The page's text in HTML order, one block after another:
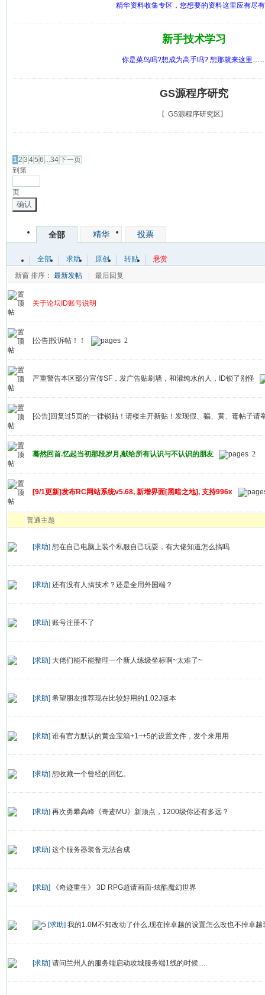
精华资料收集专区，您想要的资料这里应有尽
新手技术学习
你是菜鸟吗?想成为高手吗? 想那就来这里
GS源程序研究
〖GS源程序研究区〗
12 3 45 6 ...34下一页
到第
页
确认
全部 精华 投票
全部 求助 原创 转贴
悬赏
新窗 排序： 最新发帖 最后回复
关于论坛ID账号说明
[公告]投诉帖！！ 2
严重警告本区部分宣传SF，发广告贴刷墙，和灌纯水的人，ID锁了别怪
[公告]回复过5页的一律锁贴！请楼主开新贴！发现假、骗、黄、毒帖子请
蓦然回首.忆起当初那段岁月,献给所有认识与不认识的朋友 2
[9/1更新]发布RC网站系统v5.68, 新增界面[黑暗之地], 支持996x
普通主题
[求助] 想在自己电脑上装个私服自己玩耍，有大佬知道怎么搞吗
[求助] 还有没有人搞技术？还是全用外国端？
[求助] 账号注册不了
[求助] 大佬们能不能整理一个新人练级坐标啊~太难了~
[求助] 希望朋友推荐现在比较好用的1.02J版本
[求助] 谁有官方默认的黄金宝箱+1~+5的设置文件，发个来用用
[求助] 想收藏一个曾经的回忆。
[求助] 再次勇攀高峰《奇迹MU》新顶点，1200级你还有多远？
[求助] 这个服务器装备无法合成
[求助] 《奇迹重生》 3D RPG超请画面-炫酷魔幻世界
[求助] 我的1.0M不知改动了什么,现在掉卓越的设置怎么改也不掉卓越
[求助] 请问兰州人的服务端启动攻城服务端1线的时候.....